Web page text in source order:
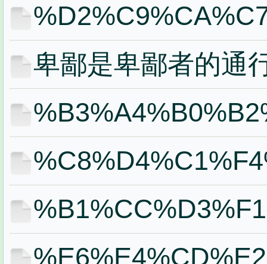
卑鄙是卑鄙者的通